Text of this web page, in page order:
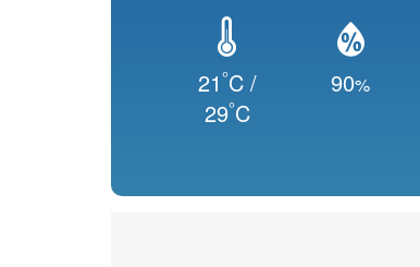
21°C /
29°C
90%